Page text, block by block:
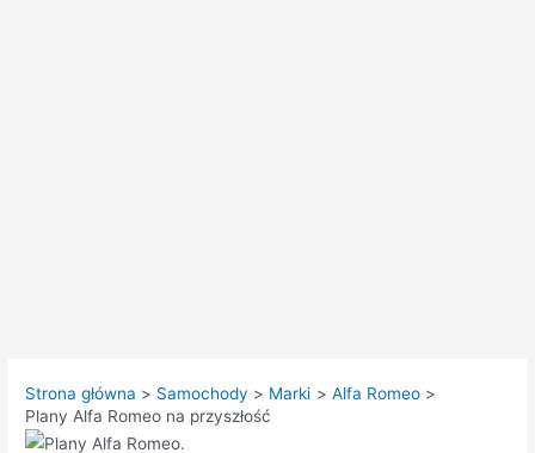
Strona główna Samochody Marki
Alfa Romeo
Plany Alfa Romeo na przyszłość